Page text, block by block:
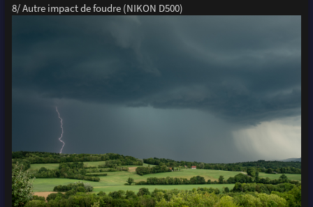
8/ Autre impact de foudre (NIKON D500)